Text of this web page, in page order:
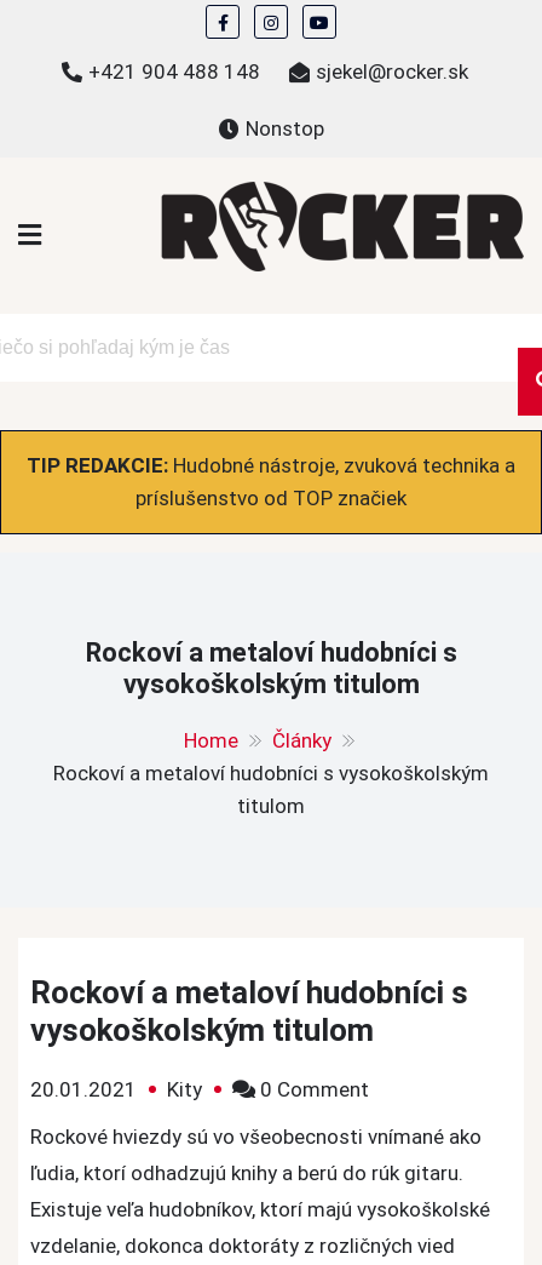
content
+421 904 488 148 sjekel@rocker.sk
Nonstop
TIP REDAKCIE: Hudobné nástroje, zvuková technika a
príslušenstvo od TOP značiek
Rockoví a metaloví hudobníci s
vysokoškolským titulom
Home
Články
Rockoví a metaloví hudobníci s vysokoškolským
titulom
Rockoví a metaloví hudobníci s
vysokoškolským titulom
20.01.2021 Kity 0 Comment
metaloví
hudobníci
s
Rockové hviezdy sú vo všeobecnosti vnímané ako
ľudia, ktorí odhadzujú knihy a berú do rúk gitaru.
Existuje veľa hudobníkov, ktorí majú vysokoškolské
vzdelanie, dokonca doktoráty z rozličných vied